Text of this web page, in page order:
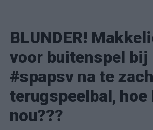
BLUNDER!
voor buitenspel bij
#spapsv na te
terugspeelbal, hoe
nou???